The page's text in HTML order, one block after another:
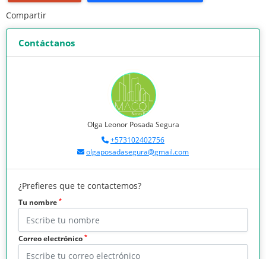
Compartir
Contáctanos
Olga Leonor Posada Segura
+573102402756
olgaposadasegura@gmail.com
¿Prefieres que te contactemos?
Tu nombre *
Correo electrónico *